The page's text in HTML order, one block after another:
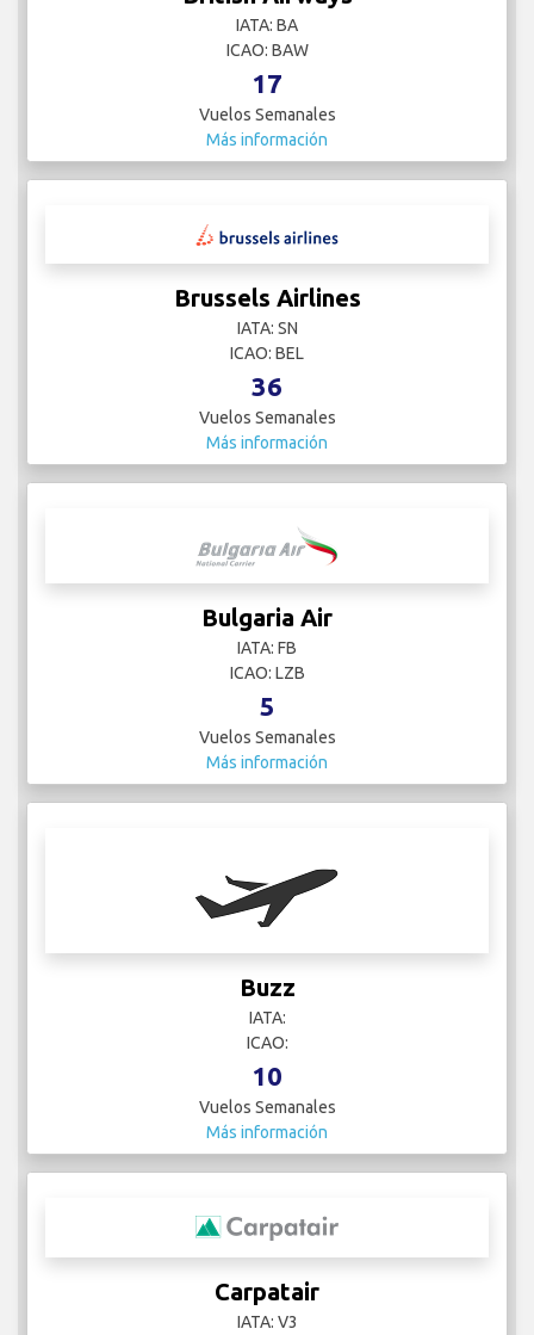
IATA: BA
ICAO: BAW
17
Vuelos Semanales
Más información
Brussels Airlines
IATA: SN
ICAO: BEL
36
Vuelos Semanales
Más información
Bulgaria Air
IATA: FB
ICAO: LZB
5
Vuelos Semanales
Más información
Buzz
IATA:
ICAO:
10
Vuelos Semanales
Más información
Carpatair
IATA: V3